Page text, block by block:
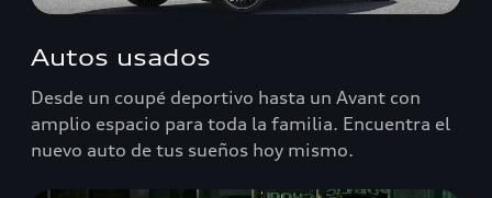
Autos usados
Desde un coupé deportivo hasta un Avant con
amplio espacio para toda la familia. Encuentra el
nuevo auto de tus sueños hoy mismo.